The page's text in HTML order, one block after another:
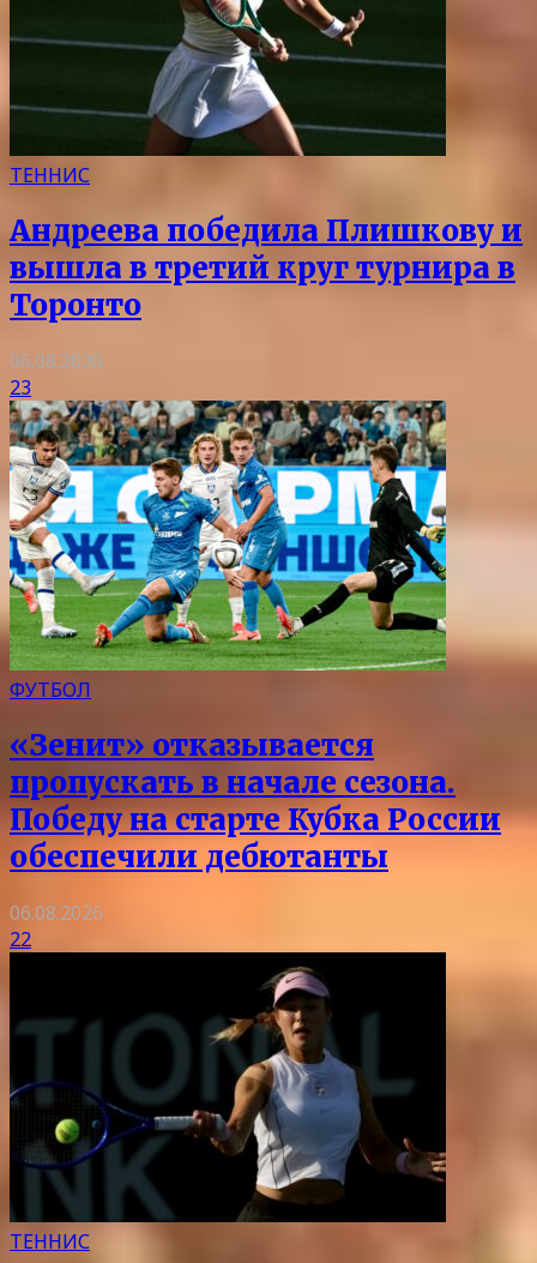
ТЕННИС
Андреева победила Плишкову и
вышла в третий круг турнира в
Торонто
06.08.2026
23
ФУТБОЛ
«Зенит» отказывается
пропускать в начале сезона.
Победу на старте Кубка России
обеспечили дебютанты
06.08.2026
22
ТЕННИС